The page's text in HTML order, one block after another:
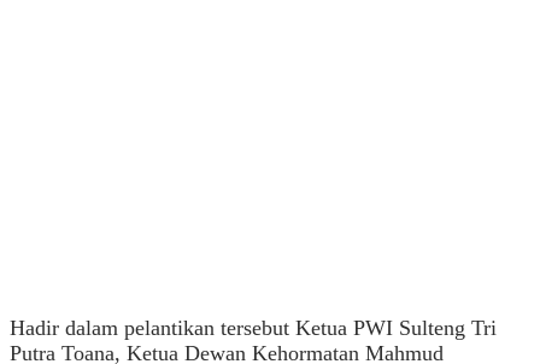
Hadir dalam pelantikan tersebut Ketua PWI Sulteng Tri
Putra Toana, Ketua Dewan Kehormatan Mahmud